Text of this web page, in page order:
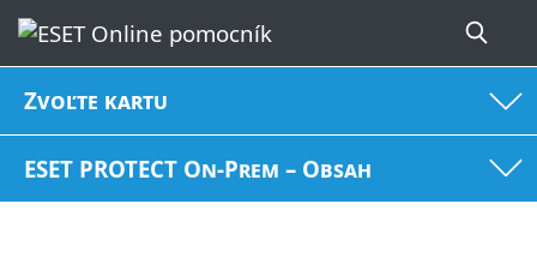
Zvoľte kartu
ESET PROTECT On-Prem – Obsah